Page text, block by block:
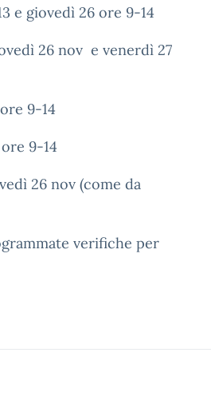
e giovedì 26 ore 9-14
26 nov e venerdì 27
9-14
9-14
26 nov (come da
verifiche per